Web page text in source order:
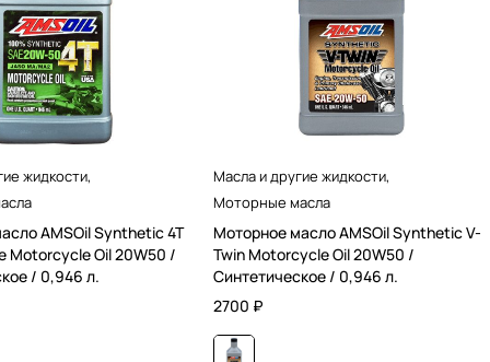
жидкости,
AMSOil Synthetic 4T
Motorcycle Oil 20W50 /
/ 0,946 л.
Масла и другие жидкости,
Моторные масла
Моторное масло AMSOil Synthetic V-
Twin Motorcycle Oil 20W50 /
Синтетическое / 0,946 л.
2700 ₽